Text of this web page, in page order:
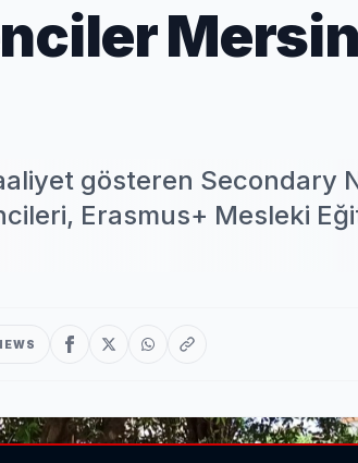
gösteren Secondary
Erasmus+ Mesleki